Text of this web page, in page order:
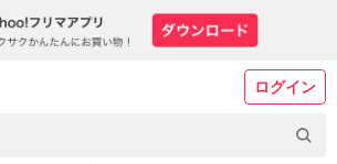
ログイン